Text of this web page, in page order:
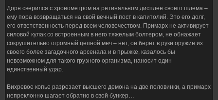
Дорн сверился с хронометром на ретинальном дисплее своего шлема –
ему пора возвращаться на свой вечный пост в капитолий. Это его долг,
его ответственность перед всем человечеством. Примарх не активирует
силовой кулак со встроенным в него тяжелым болтером, не обнажает
сокрушительно огромный цепной меч – нет, он берет в руки оружие из
своего более загадочного арсенала и в прыжке, казалось бы
невозможном для такого грузного организма, наносит один
единственный удар.
Вихревое копье разрезает высшего демона на две половинки, а примарх
непреклонно шагает обратно в свой бункер…